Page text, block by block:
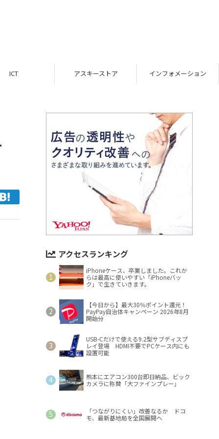
ICT アスキーストア インフォメーション
アクセスランキング
iPhoneケース、卒業しました。これか
らは最高に使いやすい「iPhoneバッ
ク」で生きていきます。
【今日から】最大30％ポイント還元！
PayPay自治体キャンペーン 2026年8月
開始分
USB-Cだけで使える9.2型サブディスプ
レイ登場 HDMI不要でPCケース内にも
設置可能
熊本にエアコン300台即日納品、ビック
カメラに称賛「大ファインプレー」
「つながりにくい」改善なるか ドコ
モ、最新基地局を全国展開へ